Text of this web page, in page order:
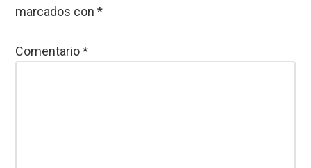
marcados con*
Comentario*